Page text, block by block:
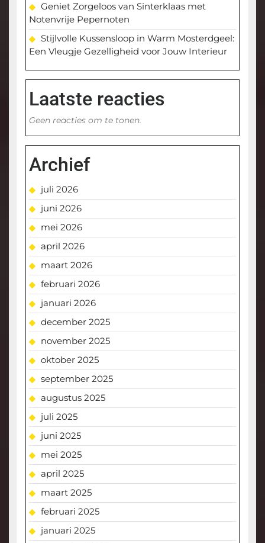
Geniet Zorgeloos van Sinterklaas met
Notenvrije Pepernoten
Stijlvolle Kussensloop in Warm Mosterdgeel:
Een Vleugje Gezelligheid voor Jouw Interieur
Laatste reacties
Geen reacties om te tonen.
Archief
juli 2026
juni 2026
mei 2026
april 2026
maart 2026
februari 2026
januari 2026
december 2025
november 2025
oktober 2025
september 2025
augustus 2025
juli 2025
juni 2025
mei 2025
april 2025
maart 2025
februari 2025
januari 2025